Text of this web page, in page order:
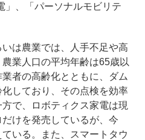
」、「パーソナルモビリテ
は農業では、人手不足や高
業人口の平均年齢は65歳以
業者の高齢化とともに、ダム
しており、その点検を効率
で、ロボティクス家電は現
けを発売しているが、今
いる。また、スマートタウ